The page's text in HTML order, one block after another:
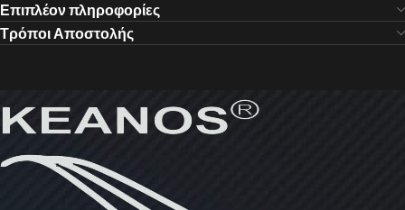
Επιπλέον πληροφορίες
Τρόποι Αποστολής